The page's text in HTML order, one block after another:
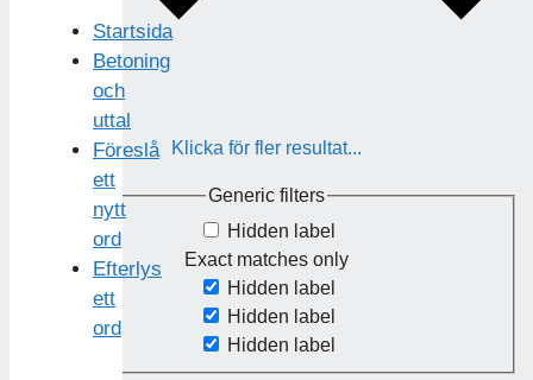
Klicka för fler resultat...
Generic filters
Hidden label
Exact matches only
Hidden label
Hidden label
Hidden label
Startsida
Betoning
och
uttal
Föreslå
ett
nytt
ord
Efterlys
ett
ord